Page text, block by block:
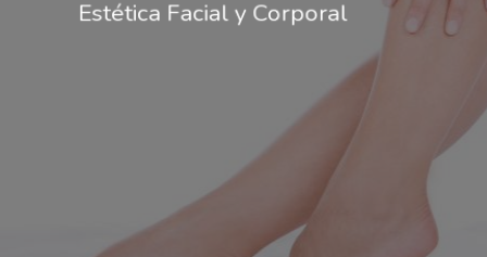
Estética Facial y Corporal